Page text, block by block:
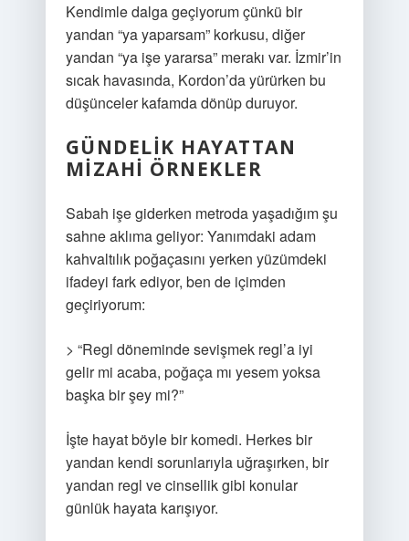
Kendimle dalga geçiyorum çünkü bir
yandan “ya yaparsam” korkusu, diğer
yandan “ya işe yararsa” merakı var. İzmir’in
sıcak havasında, Kordon’da yürürken bu
düşünceler kafamda dönüp duruyor.
GÜNDELIK HAYATTAN
MIZAHI ÖRNEKLER
Sabah işe giderken metroda yaşadığım şu
sahne aklıma geliyor: Yanımdaki adam
kahvaltılık poğaçasını yerken yüzümdeki
ifadeyi fark ediyor, ben de içimden
geçiriyorum:
> “Regl döneminde sevişmek regl’a iyi
gelir mi acaba, poğaça mı yesem yoksa
başka bir şey mi?”
İşte hayat böyle bir komedi. Herkes bir
yandan kendi sorunlarıyla uğraşırken, bir
yandan regl ve cinsellik gibi konular
günlük hayata karışıyor.